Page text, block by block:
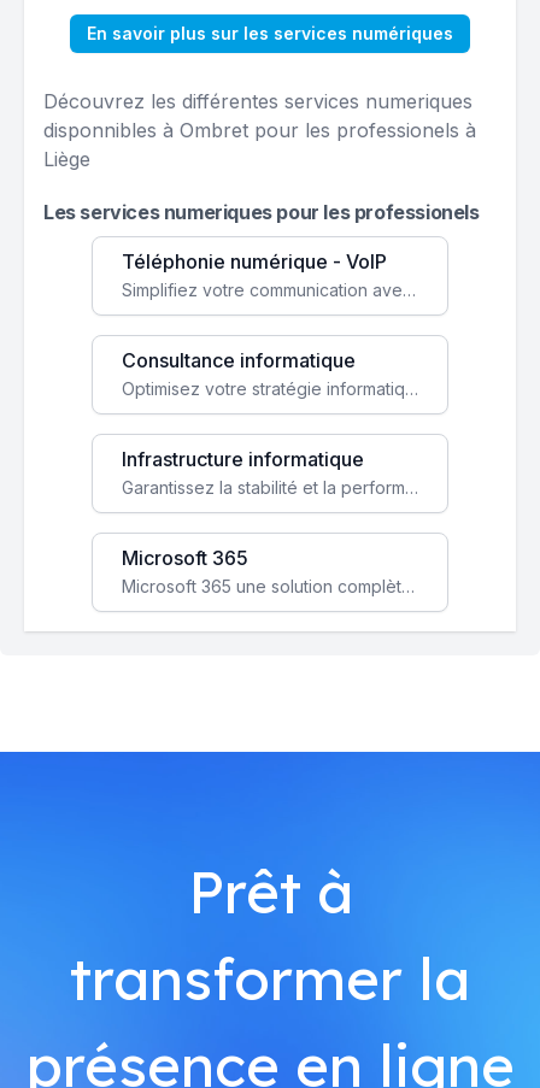
En savoir plus sur les services numériques
Découvrez les différentes services numeriques
disponnibles à Ombret pour les professionels à
Liège
Les services numeriques pour les professionels
Téléphonie numérique - VoIP
Simplifiez votre communication avec une solution VoIP flexible, économique et adaptée à vos besoins professionnels.
Consultance informatique
Optimisez votre stratégie informatique avec l'expertise de nos consultants pour améliorer votre efficacité et sécurité.
Infrastructure informatique
Garantissez la stabilité et la performance de votre entreprise avec une infrastructure IT sécurisée et évolutive.
Microsoft 365
Microsoft 365 une solution complète qui booste votre productivité, renforce la sécurité de vos données et facilite la collaboration.
Prêt à
transformer la
présence en ligne